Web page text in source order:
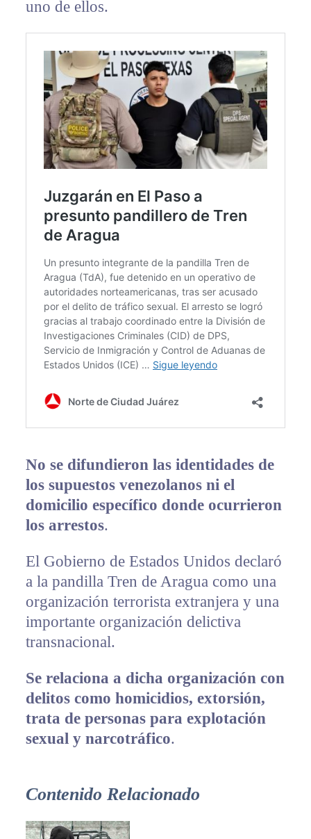
uno de ellos.
No se difundieron las identidades de
los supuestos venezolanos ni el
domicilio específico donde ocurrieron
los arrestos.
El Gobierno de Estados Unidos declaró
a la pandilla Tren de Aragua como una
organización terrorista extranjera y una
importante organización delictiva
transnacional.
Se relaciona a dicha organización con
delitos como homicidios, extorsión,
trata de personas para explotación
sexual y narcotráfico.
Contenido Relacionado